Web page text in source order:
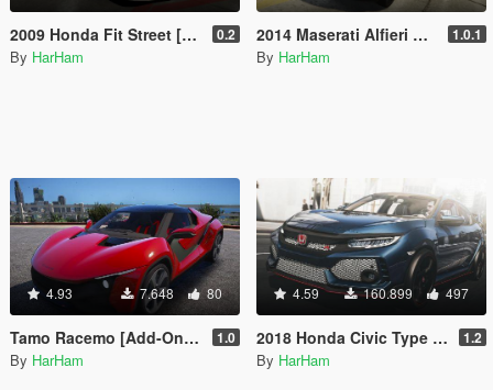
2009 Honda Fit Street [Add-On | Stanced | Template | Unlocked] 0.2
By HarHam
2014 Maserati Alfieri Concept Car [Add-On | Unlocked] 1.0.1
By HarHam
4.93 7.648 80
Tamo Racemo [Add-On / OIV | RHD | Unlocked] 1.0
By HarHam
4.59 160.899 497
2018 Honda Civic Type R [Add-On | Unlocked] 1.2
By HarHam